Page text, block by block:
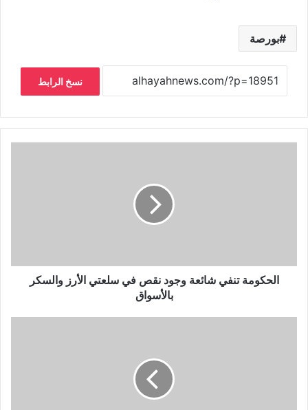
بورصة
نسخ الرابط
الحكومة تنفي شائعة وجود نقص في سلعتي الأرز والسكر
بالأسواق